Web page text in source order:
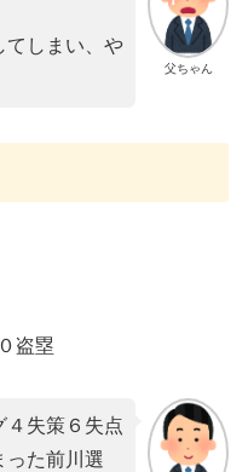
父ちゃん
てしまい、や
盗塁
４失策６失点
った前川選